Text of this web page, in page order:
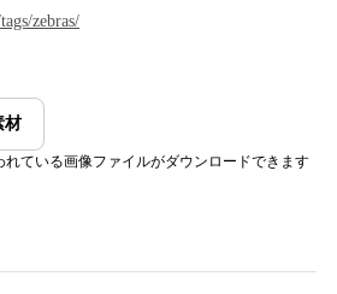
zebras/
材
れている画像ファイルがダウンロードできます